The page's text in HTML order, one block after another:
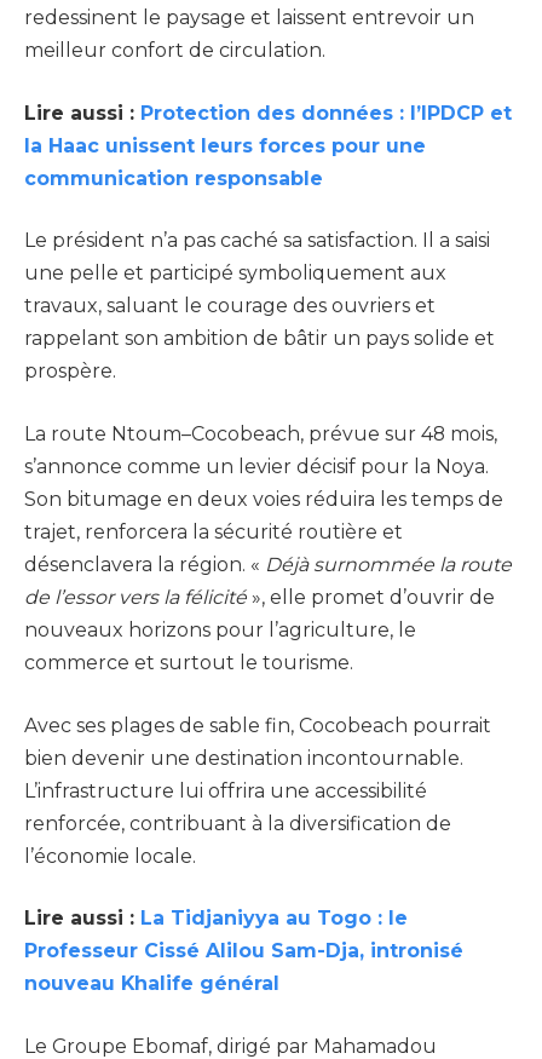
redessinent le paysage et laissent entrevoir un
meilleur confort de circulation.
Lire aussi : Protection des données : l’IPDCP et
la Haac unissent leurs forces pour une
communication responsable
Le président n’a pas caché sa satisfaction. Il a saisi
une pelle et participé symboliquement aux
travaux, saluant le courage des ouvriers et
rappelant son ambition de bâtir un pays solide et
prospère.
La route Ntoum–Cocobeach, prévue sur 48 mois,
s’annonce comme un levier décisif pour la Noya.
Son bitumage en deux voies réduira les temps de
trajet, renforcera la sécurité routière et
désenclavera la région. « Déjà surnommée la route
de l’essor vers la félicité », elle promet d’ouvrir de
nouveaux horizons pour l’agriculture, le
commerce et surtout le tourisme.
Avec ses plages de sable fin, Cocobeach pourrait
bien devenir une destination incontournable.
L’infrastructure lui offrira une accessibilité
renforcée, contribuant à la diversification de
l’économie locale.
Lire aussi : La Tidjaniyya au Togo : le
Professeur Cissé Alilou Sam-Dja, intronisé
nouveau Khalife général
Le Groupe Ebomaf, dirigé par Mahamadou